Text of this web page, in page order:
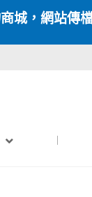
城，網站傳